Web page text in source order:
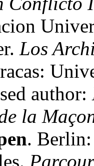
Los
author:
la
. Berlin: